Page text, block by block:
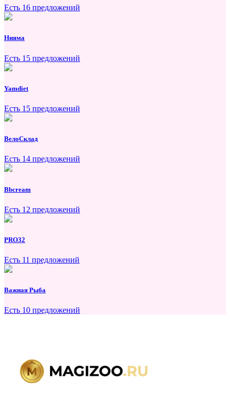
Есть 16 предложений
Нияма
Есть 15 предложений
Yamdiet
Есть 15 предложений
ВелоСклад
Есть 14 предложений
Bbcream
Есть 12 предложений
PRO32
Есть 11 предложений
Важная Рыба
Есть 10 предложений